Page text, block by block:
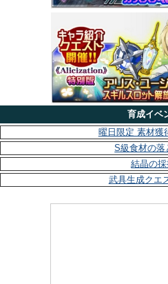
育成イベ
曜日限定 素材獲
S級食材の落
結晶の採
武具生成クエ